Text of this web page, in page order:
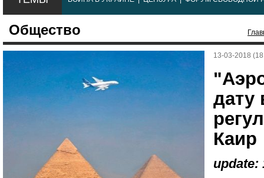
Общество
13-03-2018
дату
Каир
update: